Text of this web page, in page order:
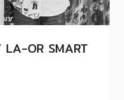
LA-OR SMART